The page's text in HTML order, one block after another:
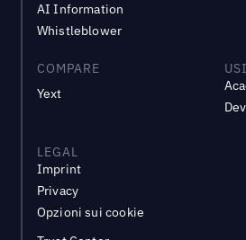
AI Information
Whistleblower
COMPARE
Yext
LEGAL
Imprint
Privacy
Opzioni sui cookie